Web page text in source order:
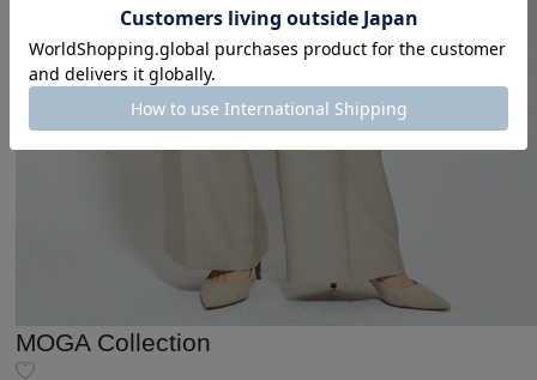
MOGA Collection